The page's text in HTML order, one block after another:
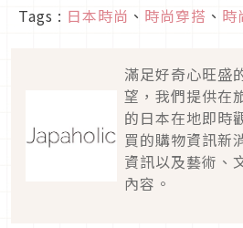
Tags : 日本時尚 、 時尚穿搭 、 時
滿足好奇心旺盛
望，我們提供在
的日本在地即時
買的購物資訊新
資訊以及藝術、
內容。